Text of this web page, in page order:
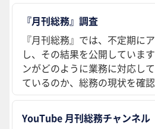
『月刊総務』調査
『月刊総務』では、不定期に
し、その結果を公開していま
ンがどのように業務に対応し
ているのか、総務の現状を確
YouTube 月刊総務チャンネル